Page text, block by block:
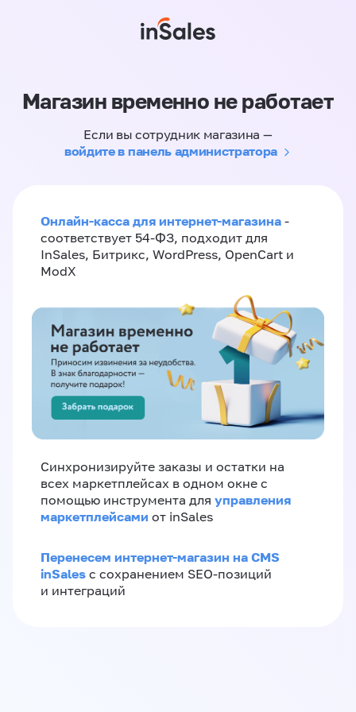
Магазин временно не работает
Если вы сотрудник магазина —
войдите в панель администратора
Онлайн-касса для интернет-магазина -
соответствует 54-ФЗ, подходит для
InSales, Битрикс, WordPress, OpenCart и
ModX
Синхронизируйте заказы и остатки на
всех маркетплейсах в одном окне с
помощью инструмента для управления
маркетплейсами от inSales
Перенесем интернет-магазин на CMS
inSales с сохранением SEO-позиций
и интеграций